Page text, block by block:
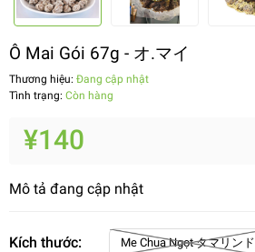
Ô Mai Gói 67g - オ.マイ
Thương hiệu: Đang cập nhật
Tình trạng: Còn hàng
¥140
Mô tả đang cập nhật
Kích thước: Me Chua Ngọt タマリンド